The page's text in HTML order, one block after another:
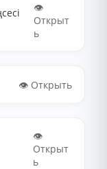
👁️
Открыт
ь
👁️ Открыть
👁️
Открыт
ь